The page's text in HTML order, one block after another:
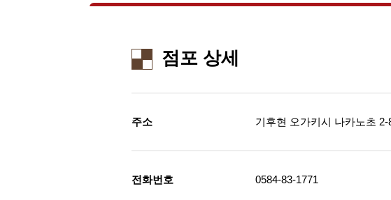
점포 상세
주소 기후현 오가키시 나카노초 2-
전화번호 0584-83-1771